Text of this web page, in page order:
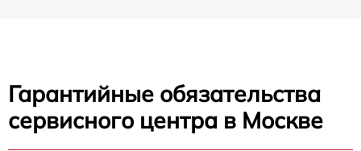
Гарантийные обязательства
сервисного центра в Москве